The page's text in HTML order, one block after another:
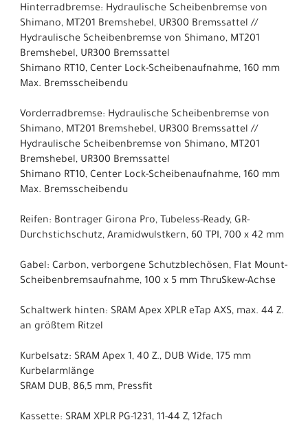
Hinterradbremse: Hydraulische Scheibenbremse von
Shimano, MT201 Bremshebel, UR300 Bremssattel //
Hydraulische Scheibenbremse von Shimano, MT201
Bremshebel, UR300 Bremssattel
Shimano RT10, Center Lock-Scheibenaufnahme, 160 mm
Max. Bremsscheibendu
Vorderradbremse: Hydraulische Scheibenbremse von
Shimano, MT201 Bremshebel, UR300 Bremssattel //
Hydraulische Scheibenbremse von Shimano, MT201
Bremshebel, UR300 Bremssattel
Shimano RT10, Center Lock-Scheibenaufnahme, 160 mm
Max. Bremsscheibendu
Reifen: Bontrager Girona Pro, Tubeless-Ready, GR-
Durchstichschutz, Aramidwulstkern, 60 TPI, 700 x 42 mm
Gabel: Carbon, verborgene Schutzblechösen, Flat Mount-
Scheibenbremsaufnahme, 100 x 5 mm ThruSkew-Achse
Schaltwerk hinten: SRAM Apex XPLR eTap AXS, max. 44 Z.
an größtem Ritzel
Kurbelsatz: SRAM Apex 1, 40 Z., DUB Wide, 175 mm
Kurbelarmlänge
SRAM DUB, 86,5 mm, Pressfit
Kassette: SRAM XPLR PG-1231, 11-44 Z, 12fach